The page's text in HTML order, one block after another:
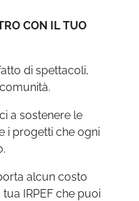
CON IL TUO
di spettacoli,
a sostenere le
i progetti che ogni
alcun costo
IRPEF che puoi